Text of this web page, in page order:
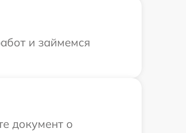
и займемся
документ о